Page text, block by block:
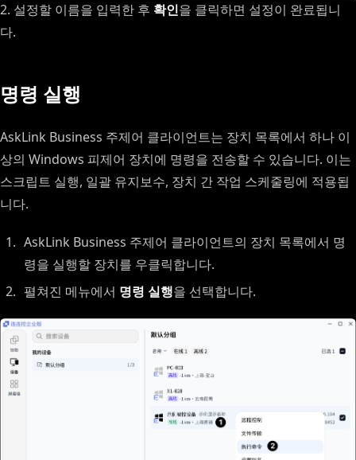
2. 설정할 이름을 입력한 후 확인을 클릭하면 설정이 완료됩니
다.
명령 실행
AskLink Business 주제어 클라이언트는 장치 목록에서 하나 이
상의 Windows 피제어 장치에 명령을 전송할 수 있습니다. 이는
스크립트 실행, 일괄 유지보수, 장치 간 작업 스케줄링에 적용됩
니다.
AskLink Business 주제어 클라이언트의 장치 목록에서 명
령을 실행할 장치를 우클릭합니다.
펼쳐진 메뉴에서 명령 실행을 선택합니다.